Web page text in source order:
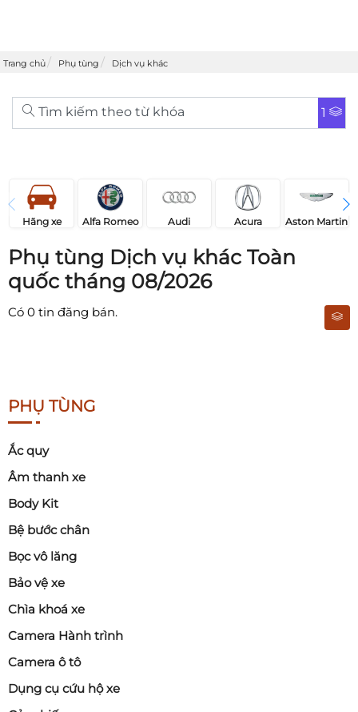
Trang chủ Phụ tùng Dịch vụ khác
Tìm kiếm theo từ khóa 1
Hãng xe Alfa Romeo Audi Acura Aston Martin
Phụ tùng Dịch vụ khác Toàn
quốc tháng 08/2026
Có 0 tin đăng bán.
PHỤ TÙNG
Ắc quy
Âm thanh xe
Body Kit
Bệ bước chân
Bọc vô lăng
Bảo vệ xe
Chìa khoá xe
Camera Hành trình
Camera ô tô
Dụng cụ cứu hộ xe